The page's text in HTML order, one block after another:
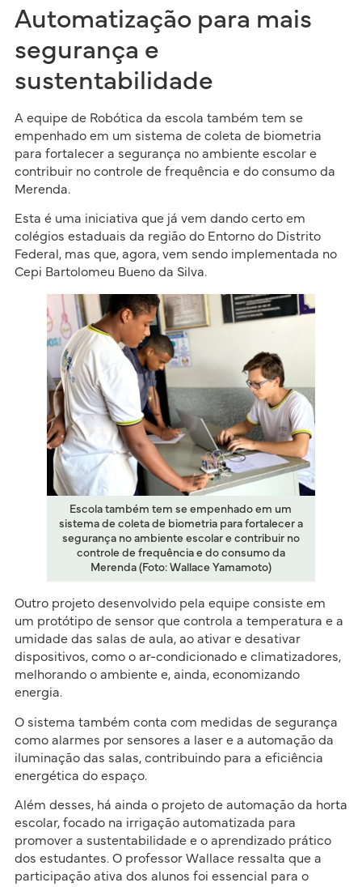
Automatização para mais
segurança e
sustentabilidade
A equipe de Robótica da escola também tem se
empenhado em um sistema de coleta de biometria
para fortalecer a segurança no ambiente escolar e
contribuir no controle de frequência e do consumo da
Merenda.
Esta é uma iniciativa que já vem dando certo em
colégios estaduais da região do Entorno do Distrito
Federal, mas que, agora, vem sendo implementada no
Cepi Bartolomeu Bueno da Silva.
Escola também tem se empenhado em um
sistema de coleta de biometria para fortalecer a
segurança no ambiente escolar e contribuir no
controle de frequência e do consumo da
Merenda (Foto: Wallace Yamamoto)
Outro projeto desenvolvido pela equipe consiste em
um protótipo de sensor que controla a temperatura e a
umidade das salas de aula, ao ativar e desativar
dispositivos, como o ar-condicionado e climatizadores,
melhorando o ambiente e, ainda, economizando
energia.
O sistema também conta com medidas de segurança
como alarmes por sensores a laser e a automação da
iluminação das salas, contribuindo para a eficiência
energética do espaço.
Além desses, há ainda o projeto de automação da horta
escolar, focado na irrigação automatizada para
promover a sustentabilidade e o aprendizado prático
dos estudantes. O professor Wallace ressalta que a
participação ativa dos alunos foi essencial para o